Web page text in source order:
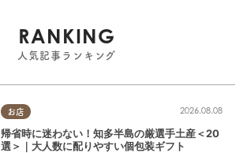
RANKING
人気記事ランキング
お店 2026.08.08
帰省時に迷わない！知多半島の厳選手土産＜20
選＞｜大人数に配りやすい個包装ギフト